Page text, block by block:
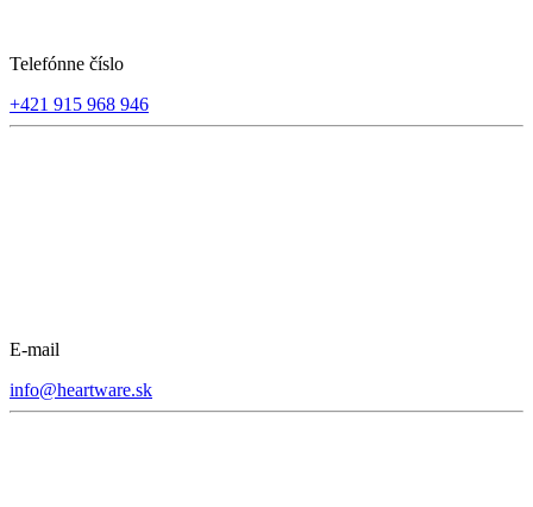
Telefónne číslo
+421 915 968 946
E-mail
info@heartware.sk